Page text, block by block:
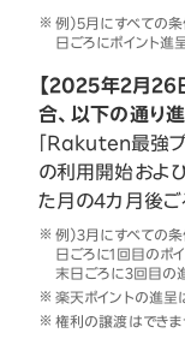
例）5月にすべての
日ごろにポイント進
【2025年2月26
合、以下の通り進
「Rakuten最強
の利用開始およ
た月の4カ月後ご
例）3月にすべての
日ごろに1回目のポ
末日ごろに3回目の
楽天ポイントの進呈
権利の譲渡はできま